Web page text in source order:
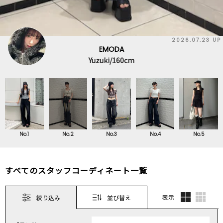
2026.07.23 UP
EMODA
Yuzuki/160cm
No.1 No.2 No.3 No.4 No.5
すべてのスタッフコーディネート一覧
絞り込み 並び替え 表示